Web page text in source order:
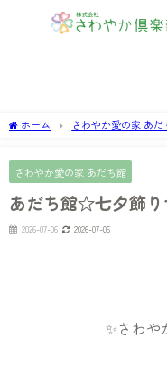
ホーム さわやか愛の家 あだ
さわやか愛の家 あだち館
あだち館☆七夕飾り
2026-07-06 2026-07-06
✨さわや